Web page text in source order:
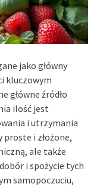
jako główny
kluczowym
główne źródło
ilość jest
i utrzymania
i złożone,
ale także
i spożycie tych
samopoczuciu,